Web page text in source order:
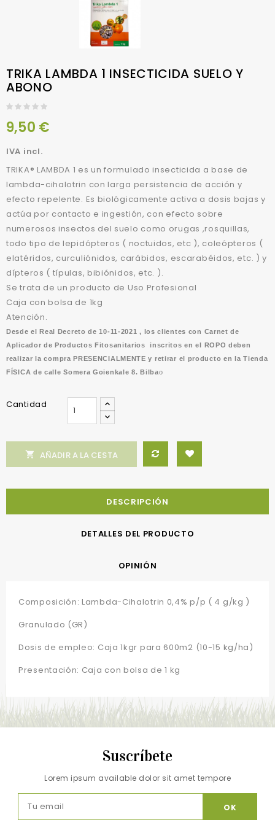
TRIKA LAMBDA 1 INSECTICIDA SUELO Y
ABONO
9,50 €
IVA incl.
TRIKA® LAMBDA 1 es un formulado insecticida a base de
lambda-cihalotrin con larga persistencia de acción y
efecto repelente. Es biológicamente activa a dosis bajas y
actúa por contacto e ingestión, con efecto sobre
numerosos insectos del suelo como orugas ,rosquillas,
todo tipo de lepidópteros ( noctuidos, etc ), coleópteros (
elatéridos, curculiónidos, carábidos, escarabéidos, etc. ) y
dípteros ( típulas, bibiónidos, etc. ).
Se trata de un producto de Uso Profesional
Caja con bolsa de 1kg
Atención.
Desde el Real Decreto de 10-11-2021 , los clientes con Carnet de
Aplicador de Productos Fitosanitarios inscritos en el ROPO deben
realizar la compra PRESENCIALMENTE y retirar el producto en la Tienda
FÍSICA de calle Somera Goienkale 8. Bilbao
Cantidad
 AÑADIR A LA CESTA
DESCRIPCIÓN
DETALLES DEL PRODUCTO
OPINIÓN
Composición: Lambda-Cihalotrin 0,4% p/p ( 4 g/kg )
Granulado (GR)
Dosis de empleo: Caja 1kgr para 600m2 (10-15 kg/ha)
Presentación: Caja con bolsa de 1 kg
Suscríbete
Lorem ipsum available dolor sit amet tempore